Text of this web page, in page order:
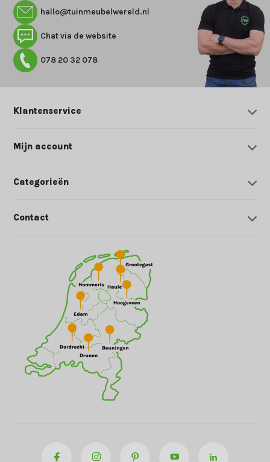
hallo@tuinmeubelwereld.nl
Chat via de website
078 20 32 078
Klantenservice
Mijn account
Categorieën
Contact